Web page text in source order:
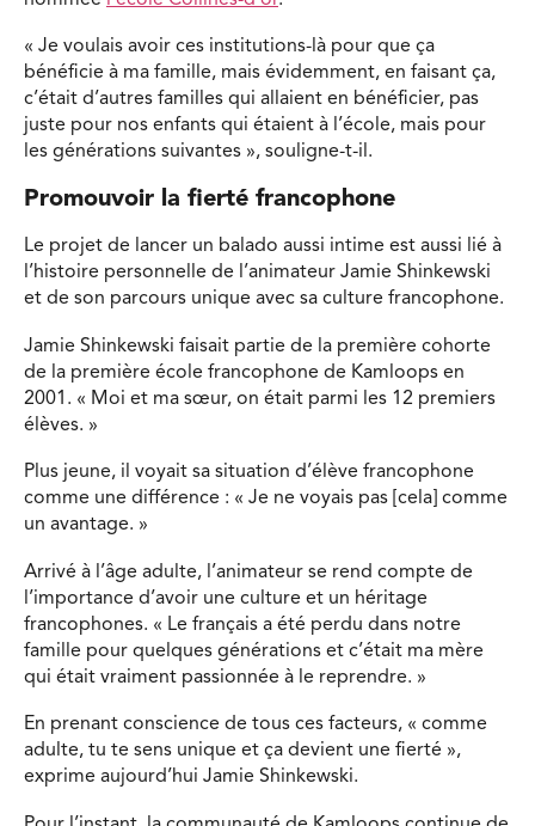
« Je voulais avoir ces institutions-là pour que ça
bénéficie à ma famille, mais évidemment, en faisant ça,
c’était d’autres familles qui allaient en bénéficier, pas
juste pour nos enfants qui étaient à l’école, mais pour
les générations suivantes », souligne-t-il.
Promouvoir la fierté francophone
Le projet de lancer un balado aussi intime est aussi lié à
l’histoire personnelle de l’animateur Jamie Shinkewski
et de son parcours unique avec sa culture francophone.
Jamie Shinkewski faisait partie de la première cohorte
de la première école francophone de Kamloops en
2001. « Moi et ma sœur, on était parmi les 12 premiers
élèves. »
Plus jeune, il voyait sa situation d’élève francophone
comme une différence : « Je ne voyais pas [cela] comme
un avantage. »
Arrivé à l’âge adulte, l’animateur se rend compte de
l’importance d’avoir une culture et un héritage
francophones. « Le français a été perdu dans notre
famille pour quelques générations et c’était ma mère
qui était vraiment passionnée à le reprendre. »
En prenant conscience de tous ces facteurs, « comme
adulte, tu te sens unique et ça devient une fierté »,
exprime aujourd’hui Jamie Shinkewski.